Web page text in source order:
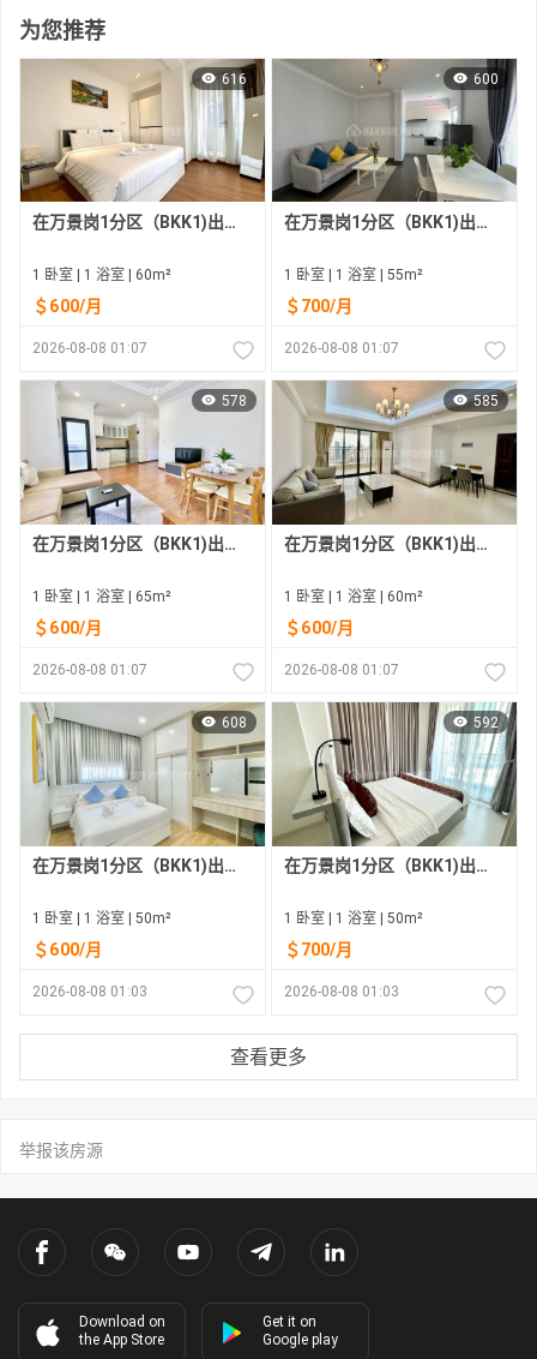
为您推荐
616
在万景岗1分区（BKK1)出租的现房公寓
1 卧室 | 1 浴室 | 60m²
＄600/月
2026-08-08 01:07
600
在万景岗1分区（BKK1)出租的现房公寓
1 卧室 | 1 浴室 | 55m²
＄700/月
2026-08-08 01:07
578
在万景岗1分区（BKK1)出租的现房公寓
1 卧室 | 1 浴室 | 65m²
＄600/月
2026-08-08 01:07
585
在万景岗1分区（BKK1)出租的现房公寓
1 卧室 | 1 浴室 | 60m²
＄600/月
2026-08-08 01:07
608
在万景岗1分区（BKK1)出租的现房公寓
1 卧室 | 1 浴室 | 50m²
＄600/月
2026-08-08 01:03
592
在万景岗1分区（BKK1)出租的现房公寓
1 卧室 | 1 浴室 | 50m²
＄700/月
2026-08-08 01:03
查看更多
举报该房源
Download on
the App Store
Get it on
Google play